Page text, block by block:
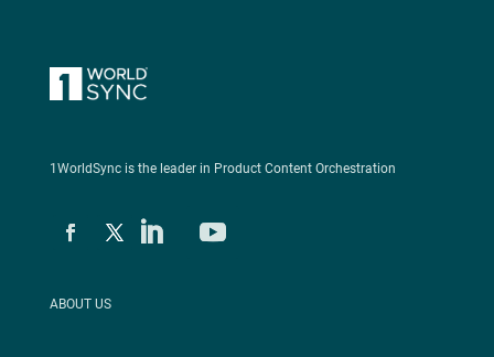
1WorldSync is the leader in Product Content Orchestration
ABOUT US